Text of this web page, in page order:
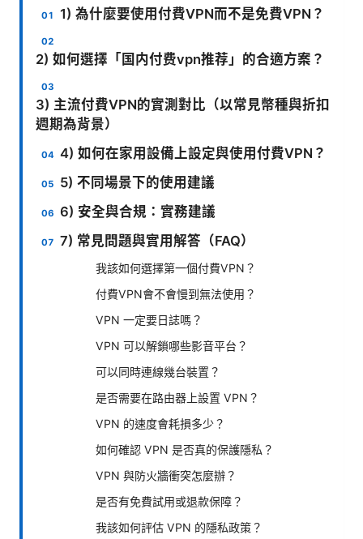
1) 為什麼要使用付費VPN而不是免費VPN？
2) 如何選擇「国内付费vpn推荐」的合適方案？
3) 主流付費VPN的實測對比（以常見幣種與折扣
週期為背景）
4) 如何在家用設備上設定與使用付費VPN？
5) 不同場景下的使用建議
6) 安全與合規：實務建議
7) 常見問題與實用解答（FAQ）
我該如何選擇第一個付費VPN？
付費VPN會不會慢到無法使用？
VPN 一定要日誌嗎？
VPN 可以解鎖哪些影音平台？
可以同時連線幾台裝置？
是否需要在路由器上設置 VPN？
VPN 的速度會耗損多少？
如何確認 VPN 是否真的保護隱私？
VPN 與防火牆衝突怎麼辦？
是否有免費試用或退款保障？
我該如何評估 VPN 的隱私政策？